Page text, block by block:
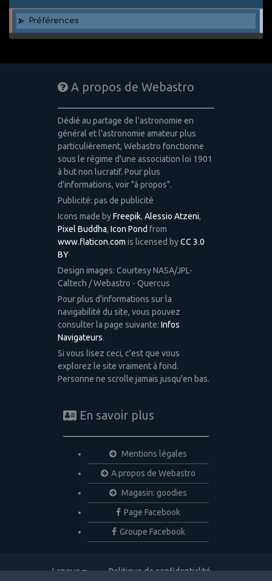
Préférences
A propos de Webastro
Dédié au partage de l'astronomie en
général et l'astronomie amateur plus
particulièrement, Webastro fonctionne
sous le régime d'une association loi 1901
à but non lucratif. Pour plus
d'informations, voir "à propos".
Publicité: pas de publicité
Icons made byFreepik, Alessio Atzeni,
Pixel Buddha, Icon Pond from
www.flaticon.com is licensed byCC 3.0
BY
Design images: Courtesy NASA/JPL-
Caltech / Webastro - Quercus
Pour plus d'informations sur la
navigabilité du site, vous pouvez
consulter la page suivante: Infos
Navigateurs.
Si vous lisez ceci, c'est que vous
explorez le site vraiment à fond.
Personne ne scrolle jamais jusqu'en bas.
En savoir plus
Mentions légales
A propos de Webastro
Magasin: goodies
Page Facebook
Groupe Facebook
Langue
Politique de confidentialité